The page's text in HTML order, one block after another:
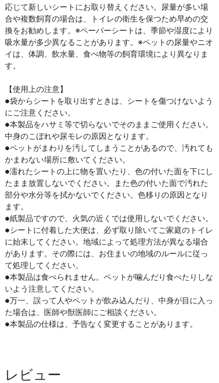
応じて新しいシートにお取り替えください。尿量が多い場
合や複数飼育の場合は、トイレの衛生を保つため早めの交
換をお勧めします。※ペーパーシートは、季節や湿度により
吸水量が多少異なることがあります。※ペットの尿量やニオ
イは、体調、飲水量、食べ物等の飼育環境により異なりま
す。
【使用上の注意】
●袋からシートを取り出すときは、シートを傷つけないよう
にご注意ください。
●本製品をハサミ等で切らないでそのままご使用ください。
中身のこぼれや尿モレの原因となります。
●ペットがまわりを汚してしまうことがあるので、汚れても
かまわない場所に敷いてください。
●濡れたシートの上に物を置いたり、色の付いた面を下にし
たまま放置しないでください。また色の付いた面で汚れた
部分や水分等を拭かないでください。色移りの原因となり
ます。
●紙製品ですので、火気の近くでは使用しないでください。
●シートに付着した大便は、必ず取り除いてご家庭のトイレ
に始末してください。地域によって処理方法が異なる場合
があります。その際には、お住まいの地域のルールに従っ
て処理してください。
●本製品は食べられません。ペットが噛んだり食べたりしな
いよう注意してください。
●万一、誤って人やペットが飲み込んだり、中身が目に入っ
た場合は、医師や獣医師にご相談ください。
●本製品の仕様は、予告なく変更することがあります。
レビュー